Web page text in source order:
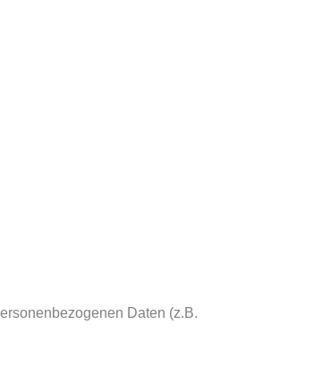
Daten (z.B.